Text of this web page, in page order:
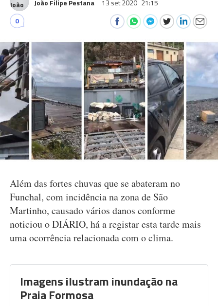
João Filipe Pestana 13 set 2020 21:15
0
Além das fortes chuvas que se abateram no
Funchal, com incidência na zona de São
Martinho, causado vários danos conforme
noticiou o DIÁRIO, há a registar esta tarde mais
uma ocorrência relacionada com o clima.
Imagens ilustram inundação na
Praia Formosa